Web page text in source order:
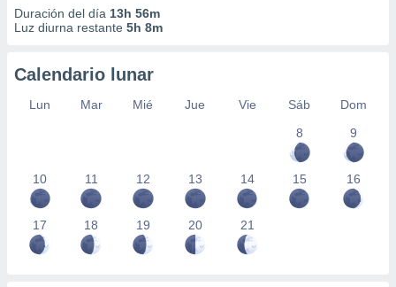
Duración del día 13h 56m
Luz diurna restante 5h 8m
Calendario lunar
Lun Mar Mié Jue Vie Sáb
Dom
8
9
10 11 12 13 14 15 16
17 18 19 20 21